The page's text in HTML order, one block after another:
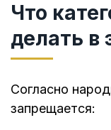
Что
делать в
Согласно
запрещается: